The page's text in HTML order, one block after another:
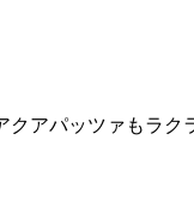
アパッツァもラ